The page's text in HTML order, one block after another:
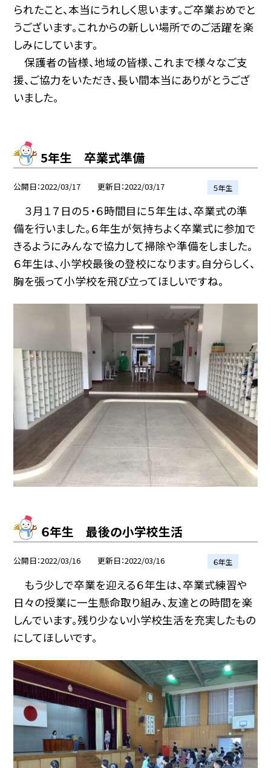
られたこと、本当にうれしく思います。ご卒業おめでと
うございます。これからの新しい場所でのご活躍を楽
しみにしています。
保護者の皆様、地域の皆様、これまで様々なご支
援、ご協力をいただき、長い間本当にありがとうござ
いました。
5年生 卒業式準備
公開日 2022/03/17 更新日 2022/03/17 ５年生
３月１７日の５・６時間目に５年生は、卒業式の準
備を行いました。６年生が気持ちよく卒業式に参加で
きるようにみんなで協力して掃除や準備をしました。
６年生は、小学校最後の登校になります。自分らしく、
胸を張って小学校を飛び立ってほしいですね。
６年生 最後の小学校生活
公開日 2022/03/16 更新日 2022/03/16 ６年生
もう少しで卒業を迎える６年生は、卒業式練習や
日々の授業に一生懸命取り組み、友達との時間を楽
しんでいます。残り少ない小学校生活を充実したもの
にしてほしいです。